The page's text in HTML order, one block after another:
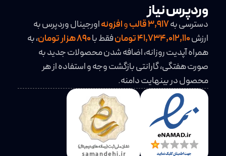
وردپرس نیاز
دسترسی به3,917قالبوافزونهاورجینال وردپرس به
ارزش41,734,012,110 تومان فقط با
، به
همراه آپدیت روزانه، اضافه شدن محصولات جدید به
صورت هفتگی، گارانتی بازگشت وجه و استفاده از هر
محصول در بینهایت دامنه.